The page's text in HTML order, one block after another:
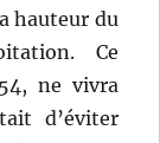
hauteur du
Ce
ne vivra
d’éviter